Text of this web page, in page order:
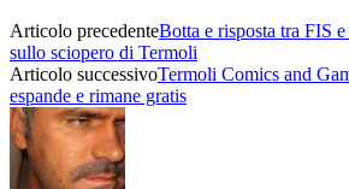
Articolo precedenteBotta e risposta tra FIS
sullo sciopero di Termoli
Articolo successivoTermoli Comics and
espande e rimane gratis